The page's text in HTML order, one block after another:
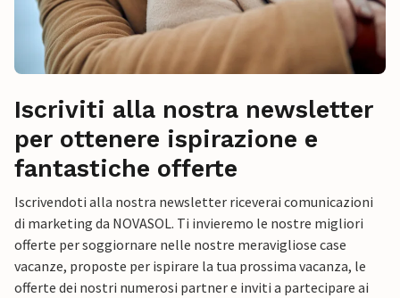
Iscriviti alla nostra newsletter
per ottenere ispirazione e
fantastiche offerte
Iscrivendoti alla nostra newsletter riceverai comunicazioni
di marketing da NOVASOL. Ti invieremo le nostre migliori
offerte per soggiornare nelle nostre meravigliose case
vacanze, proposte per ispirare la tua prossima vacanza, le
offerte dei nostri numerosi partner e inviti a partecipare ai